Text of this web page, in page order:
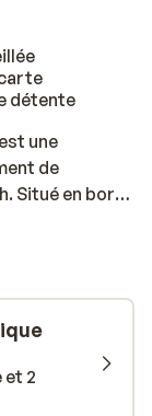
détente
une
de
Situé en bord
aussi bien
pour un
de détente
piscine
Les
la piscine.
et 2